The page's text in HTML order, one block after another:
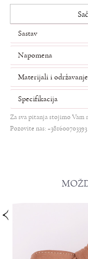
Sastav
Napomena
Materijali i održavanje
Specifikacija
Za sva pitanja stojimo Vam
Pozovite nas: +381600703393